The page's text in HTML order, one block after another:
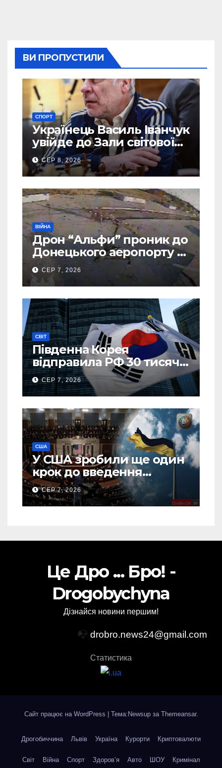
ВИ ПРОПУСТИЛИ
СПОРТ
Українець Василь Іванчук
увійде до Зали світової
шахової слави
СЕР 8, 2026
ВІЙНА
Дрон “Альфи” проник до
Донецького аеропорту та
спалив “Шахед” ще до
запуску
СЕР 7, 2026
СВІТ
Південна Корея
відправила РФ 30 тисяч
тонн авіапалива
СЕР 7, 2026
США
У США зробили ще один
крок до введення
“пекельних санкцій”
проти Росії
СЕР 7, 2026
Це Дро ... Бро! -
Drogobychyna
Дізнайся новини першим!
📭 drobro.news24@gmail.com
Статистика
Сайт працює на WordPress Тема:Newsup за Themeansar.
Дрогобиччина Львів Україна Курорти Криптовалюти
Світ Війна Спорт Здоров’я Авто ШОУ Кримінал